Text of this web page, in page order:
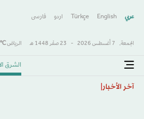
عربي English
Türkçe اردو فارسى
الجمعة, 7 أغسطس 2026 - 23 صفَر 1448 هـ الرياض
الشرق
آخر الأخبار